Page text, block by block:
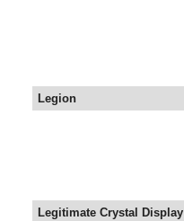
Legion
Legitimate Crystal Display